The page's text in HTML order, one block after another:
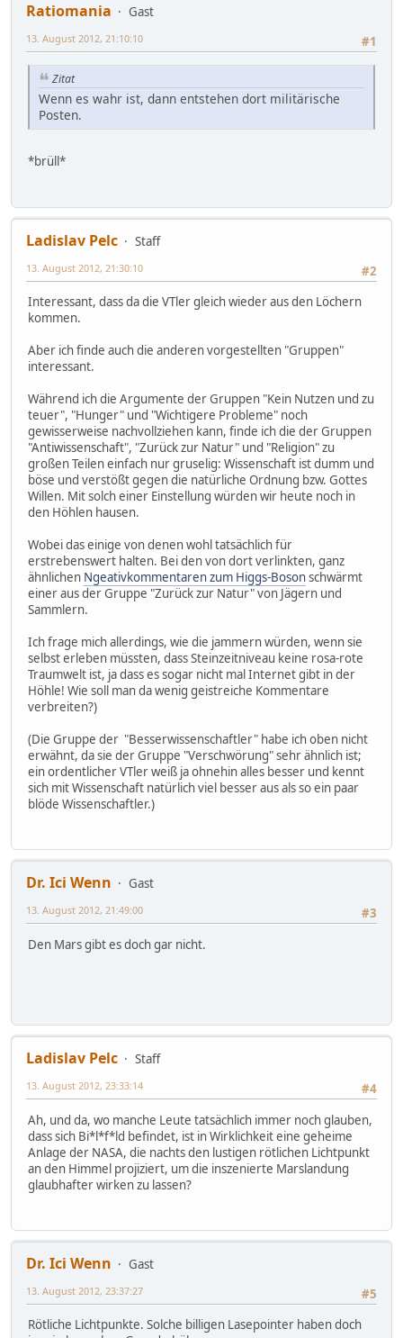
Ratiomania
Gast
#1
13. August 2012, 21:10:10
Zitat
Wenn es wahr ist, dann entstehen dort militärische
Posten.
*brüll*
Ladislav Pelc
Staff
#2
13. August 2012, 21:30:10
Interessant, dass da die VTler gleich wieder aus den Löchern
kommen.
Aber ich finde auch die anderen vorgestellten "Gruppen"
interessant.
Während ich die Argumente der Gruppen "Kein Nutzen und zu
teuer", "Hunger" und "Wichtigere Probleme" noch
gewisserweise nachvollziehen kann, finde ich die der Gruppen
"Antiwissenschaft", "Zurück zur Natur" und "Religion" zu
großen Teilen einfach nur gruselig: Wissenschaft ist dumm und
böse und verstößt gegen die natürliche Ordnung bzw. Gottes
Willen. Mit solch einer Einstellung würden wir heute noch in
den Höhlen hausen.
Wobei das einige von denen wohl tatsächlich für
erstrebenswert halten. Bei den von dort verlinkten, ganz
ähnlichen Ngeativkommentaren zum Higgs-Bosonschwärmt
einer aus der Gruppe "Zurück zur Natur" von Jägern und
Sammlern.
Ich frage mich allerdings, wie die jammern würden, wenn sie
selbst erleben müssten, dass Steinzeitniveau keine rosa-rote
Traumwelt ist, ja dass es sogar nicht mal Internet gibt in der
Höhle! Wie soll man da wenig geistreiche Kommentare
verbreiten?)
(Die Gruppe der "Besserwissenschaftler" habe ich oben nicht
erwähnt, da sie der Gruppe "Verschwörung" sehr ähnlich ist;
ein ordentlicher VTler weiß ja ohnehin alles besser und kennt
sich mit Wissenschaft natürlich viel besser aus als so ein paar
blöde Wissenschaftler.)
Dr. Ici Wenn
Gast
#3
13. August 2012, 21:49:00
Den Mars gibt es doch gar nicht.
Ladislav Pelc
Staff
#4
13. August 2012, 23:33:14
Ah, und da, wo manche Leute tatsächlich immer noch glauben,
dass sich Bi*l*f*ld befindet, ist in Wirklichkeit eine geheime
Anlage der NASA, die nachts den lustigen rötlichen Lichtpunkt
an den Himmel projiziert, um die inszenierte Marslandung
glaubhafter wirken zu lassen?
Dr. Ici Wenn
Gast
#5
13. August 2012, 23:37:27
Rötliche Lichtpunkte. Solche billigen Lasepointer haben doch